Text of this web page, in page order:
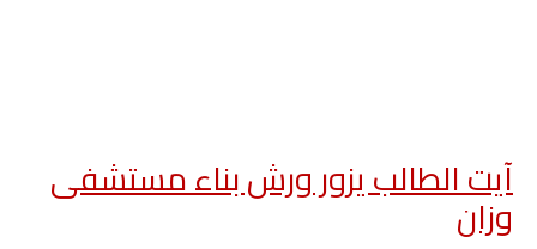
آيت الطالب يزور ورش بناء مستشفى
وزان